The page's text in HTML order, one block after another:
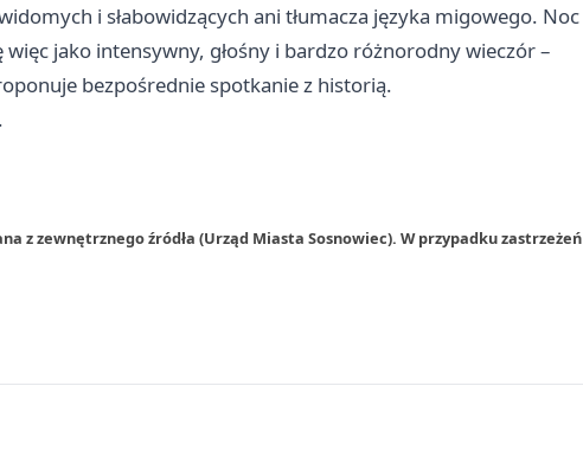
i słabowidzących ani tłumacza języka migowego. Noc
więc jako intensywny, głośny i bardzo różnorodny wieczór –
bezpośrednie spotkanie z historią.
.
z zewnętrznego źródła (Urząd Miasta Sosnowiec). W przypadku zastrzeżeń